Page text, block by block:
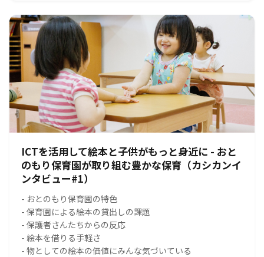
ICTを活用して絵本と子供がもっと身近に - おと
のもり保育園が取り組む豊かな保育（カシカンイ
ンタビュー#1）
- おとのもり保育園の特色
- 保育園による絵本の貸出しの課題
- 保護者さんたちからの反応
- 絵本を借りる手軽さ
- 物としての絵本の価値にみんな気づいている